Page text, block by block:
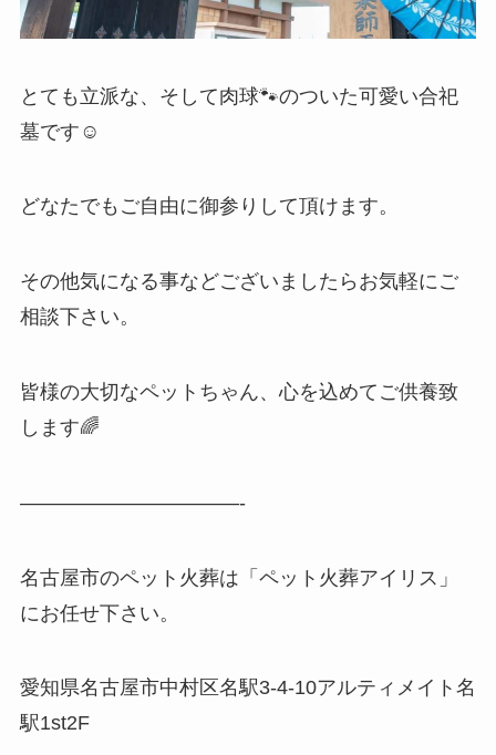
とても立派な、そして肉球🐾のついた可愛い合祀
墓です☺️
どなたでもご自由に御参りして頂けます。
その他気になる事などございましたらお気軽にご
相談下さい。
皆様の大切なペットちゃん、心を込めてご供養致
します🌈
———————————-
名古屋市のペット火葬は「ペット火葬アイリス」
にお任せ下さい。
愛知県名古屋市中村区名駅3-4-10アルティメイト名
駅1st2F